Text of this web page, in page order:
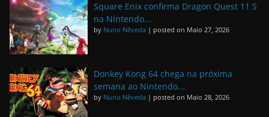
Square Enix confirma Dragon Quest 11 S
na Nintendo...
by Nuno Nêveda | posted on Maio 27, 2026
Donkey Kong 64 chega na próxima
semana ao Nintendo...
by Nuno Nêveda | posted on Maio 28, 2026